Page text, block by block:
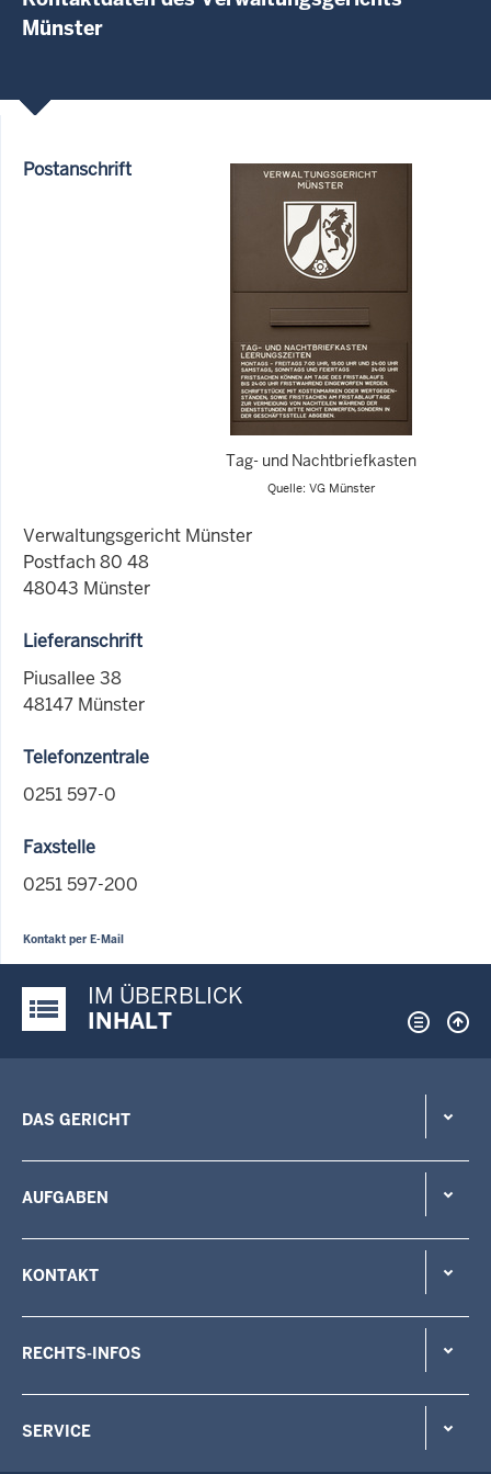
Münster
Tag- und Nachtbriefkasten
Quelle: VG Münster
Postanschrift
Verwaltungsgericht Münster
Postfach 80 48
48043 Münster
Lieferanschrift
Piusallee 38
48147 Münster
Telefonzentrale
0251 597-0
Faxstelle
0251 597-200
Kontakt per E-Mail
Justiz-Portal im Überblick:
IM ÜBERBLICK
INHALT
DAS GERICHT
AUFGABEN
KONTAKT
RECHTS-INFOS
SERVICE